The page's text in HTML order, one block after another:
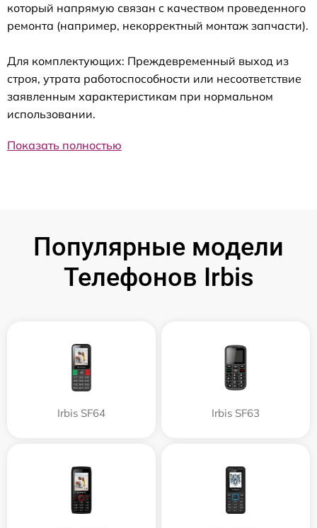
который напрямую связан с качеством проведенного
ремонта (например, некорректный монтаж запчасти).
Для комплектующих: Преждевременный выход из
строя, утрата работоспособности или несоответствие
заявленным характеристикам при нормальном
использовании.
Показать полностью
Популярные модели
Телефонов Irbis
Irbis SF64 Irbis SF63